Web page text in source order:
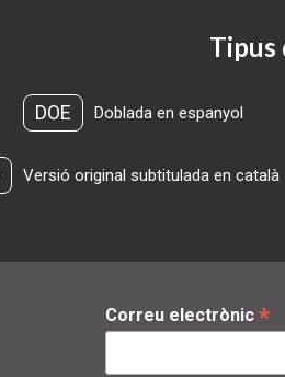
Tipus
DOE Doblada en espanyol
Versió original subtitulada en català
Correu electrònic *